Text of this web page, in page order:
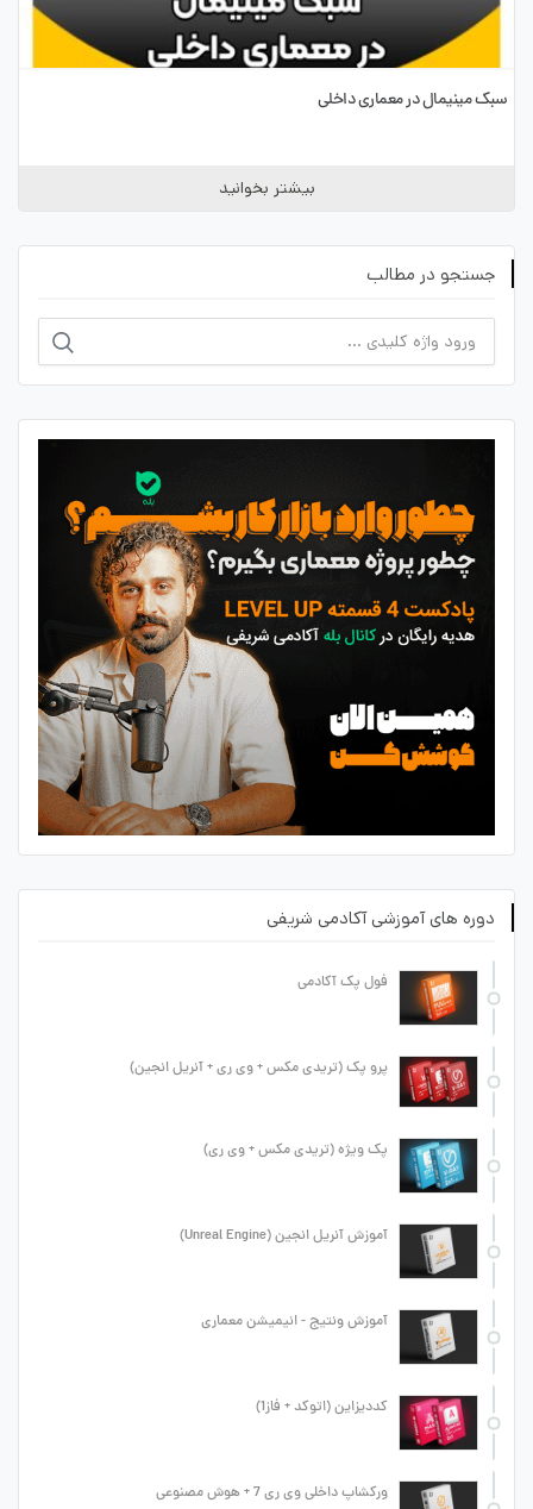
سبک مینیمال در معماری داخلی
بیشتر بخوانید
جستجو در مطالب
دوره های آموزشی آکادمی شریفی
فول پک آکادمی
پرو پک (تریدی مکس + وی ری + آنریل انجین)
پک ویژه (تریدی مکس + وی ری)
آموزش آنریل انجین (Unreal Engine)
آموزش ونتیج - انیمیشن معماری
کددیزاین (اتوکد + فاز1)
ورکشاپ داخلی وی ری 7 + هوش مصنوعی